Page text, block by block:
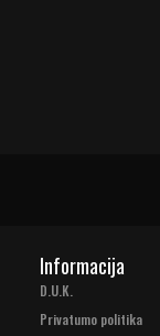
Informacija
D.U.K.
Privatumo politika